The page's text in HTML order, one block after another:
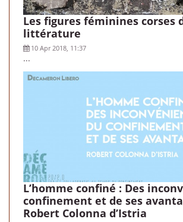
Les figures féminines corses
littérature
10 Apr 2018, 11:37
...
L’homme confiné : Des
confinement et de ses
Robert Colonna d’Istria